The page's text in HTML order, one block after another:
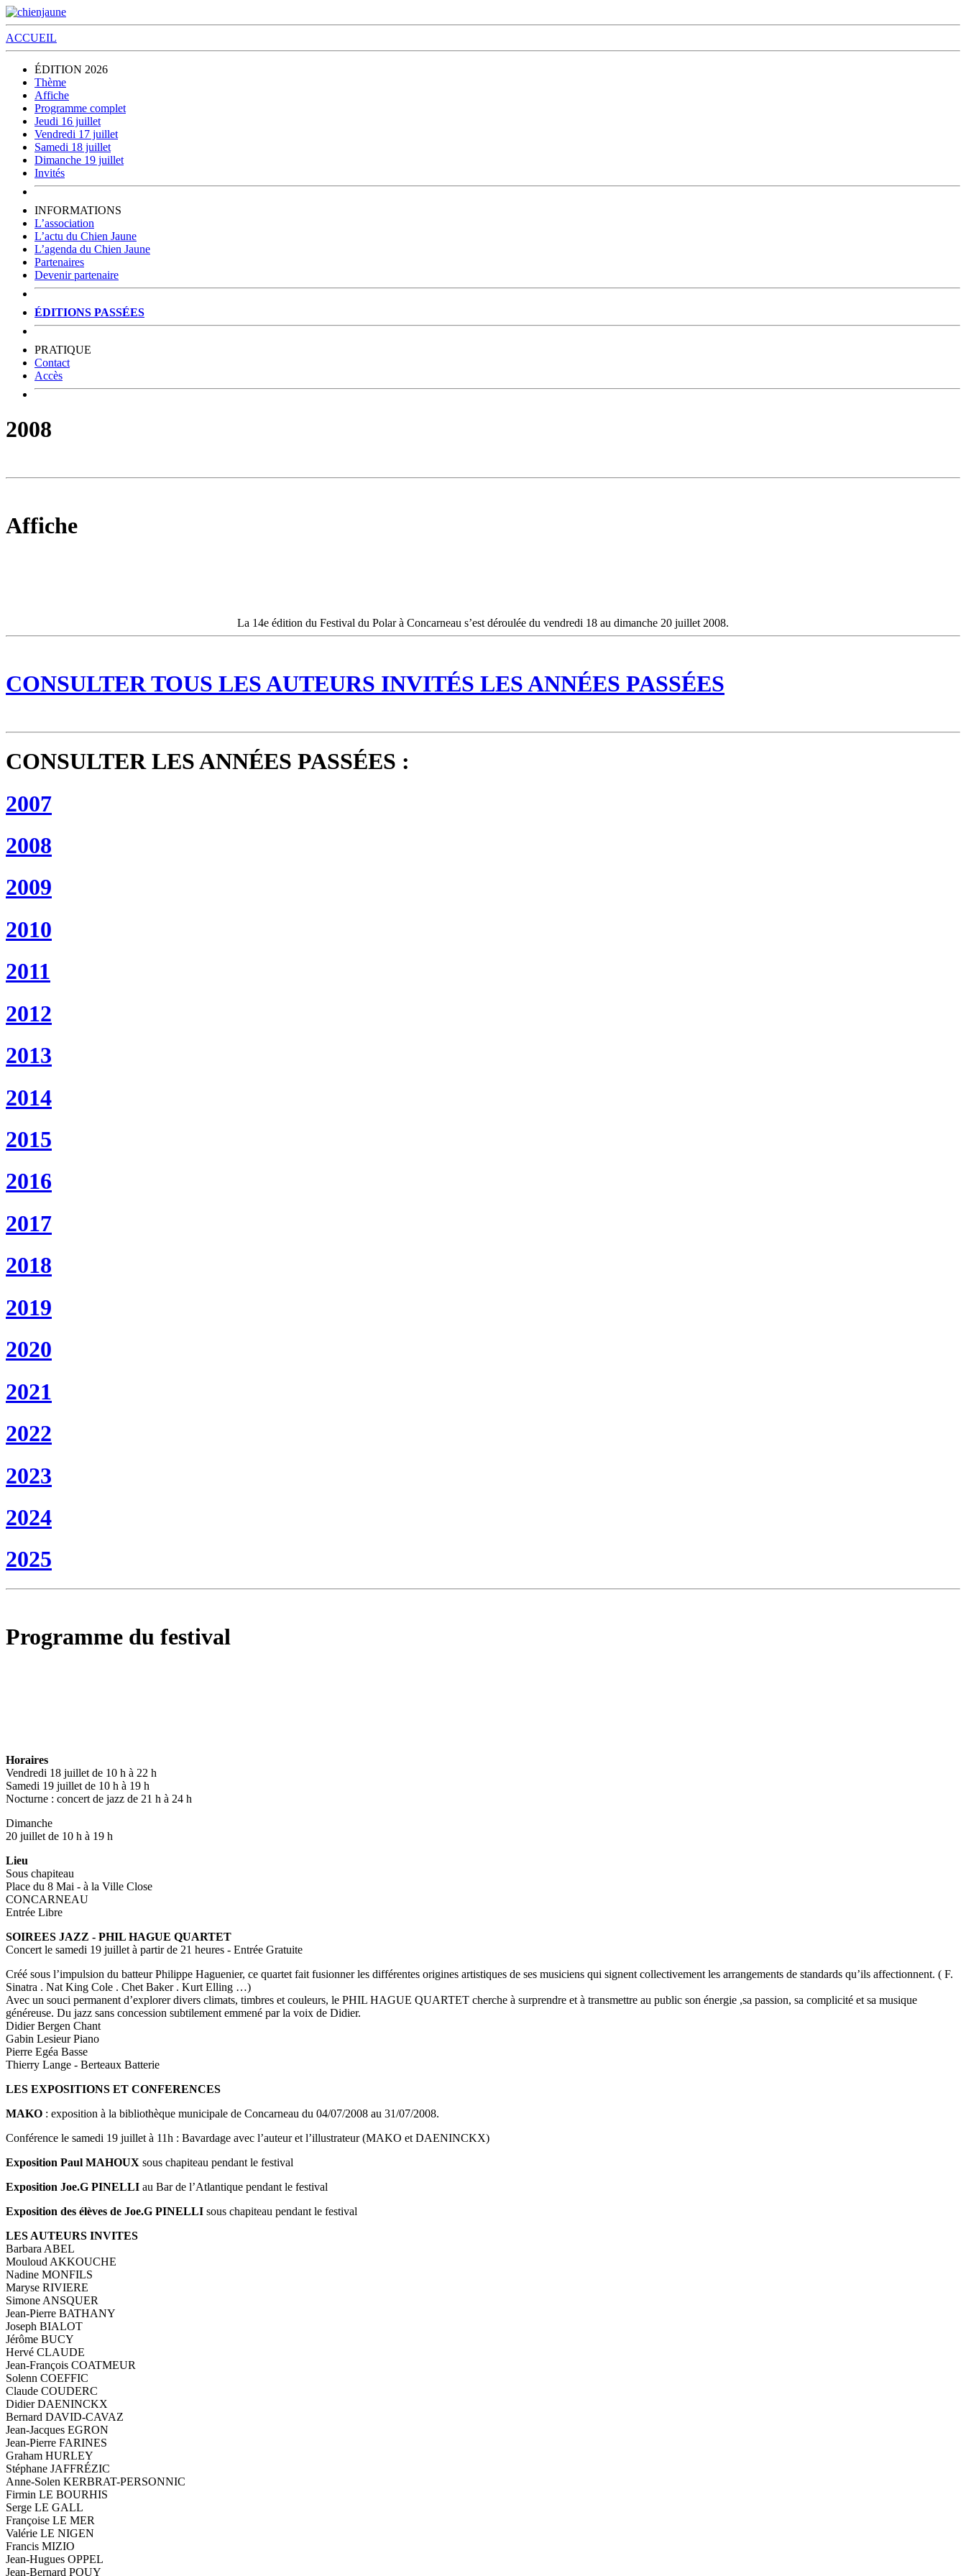
ACCUEIL
ÉDITION 2026
Thème
Affiche
Programme complet
Jeudi 16 juillet
Vendredi 17 juillet
Samedi 18 juillet
Dimanche 19 juillet
Invités
INFORMATIONS
L’association
L’actu du Chien Jaune
L’agenda du Chien Jaune
Partenaires
Devenir partenaire
ÉDITIONS PASSÉES
PRATIQUE
Contact
Accès
2008
Affiche
La 14e édition du Festival du Polar à Concarneau s’est déroulée du vendredi 18 au dimanche 20 juillet 2008.
CONSULTER TOUS LES AUTEURS INVITÉS LES ANNÉES PASSÉES
CONSULTER LES ANNÉES PASSÉES :
2007
2008
2009
2010
2011
2012
2013
2014
2015
2016
2017
2018
2019
2020
2021
2022
2023
2024
2025
Programme du festival
Horaires
Vendredi 18 juillet de 10 h à 22 h
Samedi 19 juillet de 10 h à 19 h
Nocturne : concert de jazz de 21 h à 24 h
Dimanche
20 juillet de 10 h à 19 h
Lieu
Sous chapiteau
Place du 8 Mai - à la Ville Close
CONCARNEAU
Entrée Libre
SOIREES JAZZ - PHIL HAGUE QUARTET
Concert le samedi 19 juillet à partir de 21 heures - Entrée Gratuite
Créé sous l’impulsion du batteur Philippe Haguenier, ce quartet fait fusionner les différentes origines artistiques de ses musiciens qui signent collectivement les arrangements de standards qu’ils affectionnent. ( F.
Sinatra . Nat King Cole . Chet Baker . Kurt Elling …)
Avec un souci permanent d’explorer divers climats, timbres et couleurs, le PHIL HAGUE QUARTET cherche à surprendre et à transmettre au public son énergie ,sa passion, sa complicité et sa musique
généreuse. Du jazz sans concession subtilement emmené par la voix de Didier.
Didier Bergen Chant
Gabin Lesieur Piano
Pierre Egéa Basse
Thierry Lange - Berteaux Batterie
LES EXPOSITIONS ET CONFERENCES
MAKO : exposition à la bibliothèque municipale de Concarneau du 04/07/2008 au 31/07/2008.
Conférence le samedi 19 juillet à 11h : Bavardage avec l’auteur et l’illustrateur (MAKO et DAENINCKX)
Exposition Paul MAHOUX sous chapiteau pendant le festival
Exposition Joe.G PINELLI au Bar de l’Atlantique pendant le festival
Exposition des élèves de Joe.G PINELLI sous chapiteau pendant le festival
LES AUTEURS INVITES
Barbara ABEL
Mouloud AKKOUCHE
Nadine MONFILS
Maryse RIVIERE
Simone ANSQUER
Jean-Pierre BATHANY
Joseph BIALOT
Jérôme BUCY
Hervé CLAUDE
Jean-François COATMEUR
Solenn COEFFIC
Claude COUDERC
Didier DAENINCKX
Bernard DAVID-CAVAZ
Jean-Jacques EGRON
Jean-Pierre FARINES
Graham HURLEY
Stéphane JAFFRÉZIC
Anne-Solen KERBRAT-PERSONNIC
Firmin LE BOURHIS
Serge LE GALL
Françoise LE MER
Valérie LE NIGEN
Francis MIZIO
Jean-Hugues OPPEL
Jean-Bernard POUY